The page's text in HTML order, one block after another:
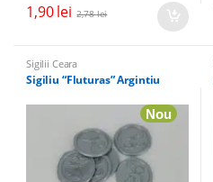
1,90lei 2,78lei
Sigilii Ceara
Sigiliu “Fluturas” Argintiu
Nou